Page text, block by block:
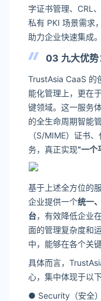
字证书管理、CRL
私有 PKI 场景需求
助力企业快速集成。
03 九大优势
TrustAsia CaaS 的
能化管理上，更在
键领域。这一服务
的全生命周期智能
（S/MIME）证书
务，真正实现“一个
基于上述全方位的
企业提供一个统一
台，有效降低企业
面的管理复杂度和
中，能够在各个关
具体而言，
心，集中体现于以
● Security（安全